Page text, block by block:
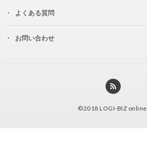
よくある質問
お問い合わせ
©2018 LOGI-BIZ online